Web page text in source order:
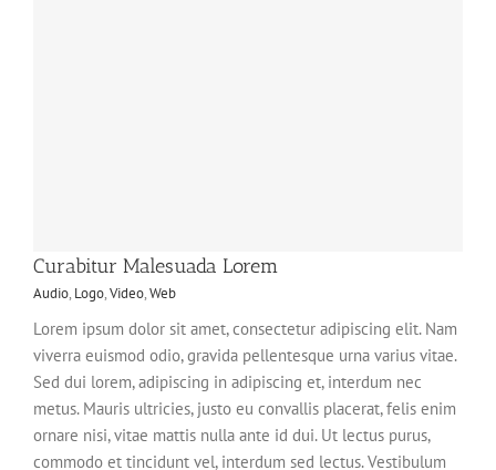
Curabitur Malesuada Lorem
Audio, Logo,Video,Web
Lorem ipsum dolor sit amet, consectetur adipiscing elit. Nam
viverra euismod odio, gravida pellentesque urna varius vitae.
Sed dui lorem, adipiscing in adipiscing et, interdum nec
metus. Mauris ultricies, justo eu convallis placerat, felis enim
ornare nisi, vitae mattis nulla ante id dui. Ut lectus purus,
commodo et tincidunt vel, interdum sed lectus. Vestibulum